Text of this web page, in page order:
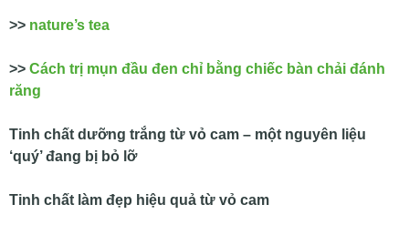
>> nature’s tea
>> Cách trị mụn đầu đen chỉ bằng chiếc bàn chải đánh
răng
Tinh chất dưỡng trắng từ vỏ cam – một nguyên liệu
‘quý’ đang bị bỏ lỡ
Tinh chất làm đẹp hiệu quả từ vỏ cam